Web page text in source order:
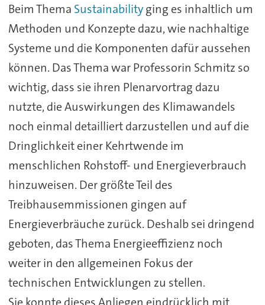
Beim Thema Sustainabilityging es inhaltlich um
Methoden und Konzepte dazu, wie nachhaltige
Systeme und die Komponenten dafür aussehen
können. Das Thema war Professorin Schmitz so
wichtig, dass sie ihren Plenarvortrag dazu
nutzte, die Auswirkungen des Klimawandels
noch einmal detailliert darzustellen und auf die
Dringlichkeit einer Kehrtwende im
menschlichen Rohstoff- und Energieverbrauch
hinzuweisen. Der größte Teil des
Treibhausemmissionen gingen auf
Energieverbräuche zurück. Deshalb sei dringend
geboten, das Thema Energieeffizienz noch
weiter in den allgemeinen Fokus der
technischen Entwicklungen zu stellen.